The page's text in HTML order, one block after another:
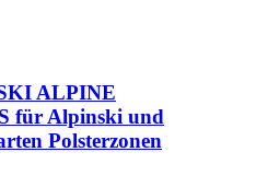
ALPINE
für Alpinski und
Polsterzonen